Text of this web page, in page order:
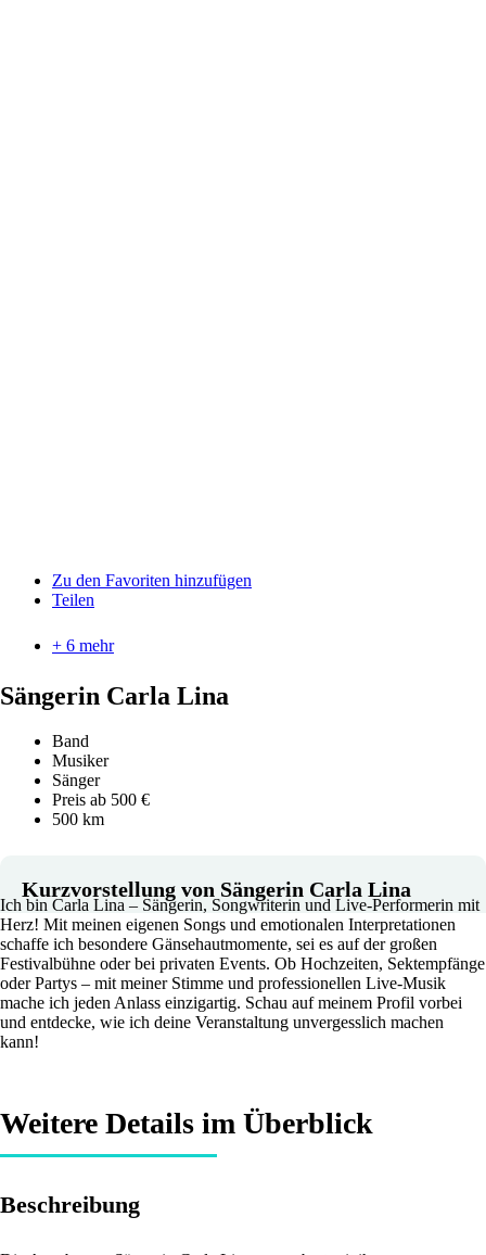
Zu den Favoriten hinzufügen
Teilen
+ 6 mehr
Sängerin Carla Lina
Band
Musiker
Sänger
Preis ab 500 €
500 km
Kurzvorstellung von Sängerin Carla Lina
Ich bin Carla Lina – Sängerin, Songwriterin und Live-Performerin mit
Herz! Mit meinen eigenen Songs und emotionalen Interpretationen
schaffe ich besondere Gänsehautmomente, sei es auf der großen
Festivalbühne oder bei privaten Events. Ob Hochzeiten, Sektempfänge
oder Partys – mit meiner Stimme und professionellen Live-Musik
mache ich jeden Anlass einzigartig. Schau auf meinem Profil vorbei
und entdecke, wie ich deine Veranstaltung unvergesslich machen
kann!
Weitere Details im Überblick
Beschreibung